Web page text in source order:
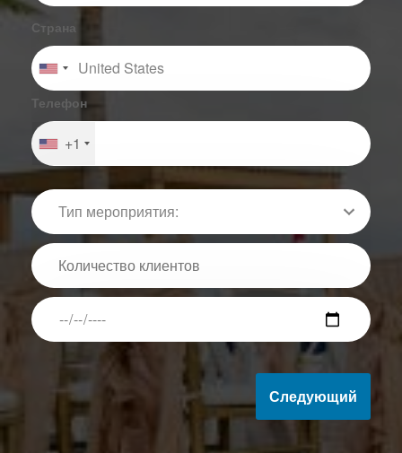
Страна
Телефон
+1
Следующий